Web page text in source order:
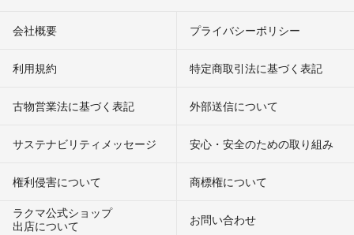
会社概要 プライバシーポリシー
利用規約 特定商取引法に基づく表記
古物営業法に基づく表記 外部送信について
サステナビリティメッセージ 安心・安全のための取り組み
権利侵害について
商標権について
ラクマ公式ショップ
出店について
お問い合わせ